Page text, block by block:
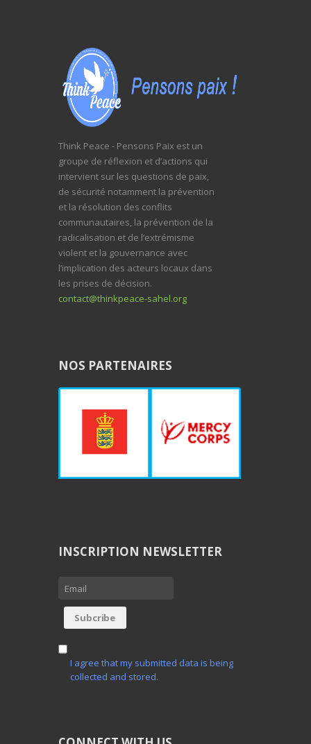
Think Peace - Pensons Paix est un
groupe de réflexion et d’actions qui
intervient sur les questions de paix,
de sécurité notamment la prévention
et la résolution des conflits
communautaires, la prévention de la
radicalisation et de l’extrémisme
violent et la gouvernance avec
l’implication des acteurs locaux dans
les prises de décision.
contact@thinkpeace-sahel.org
NOS PARTENAIRES
INSCRIPTION NEWSLETTER
I agree that my submitted data is being
collected and stored.